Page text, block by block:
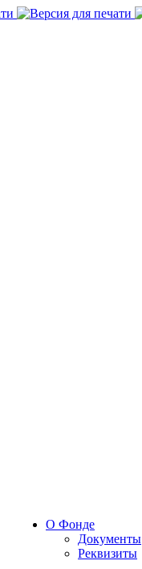
О Фонде
Документы
Реквизиты